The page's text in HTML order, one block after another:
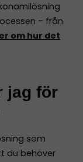
– från
om hur det
jag för
som
du behöver